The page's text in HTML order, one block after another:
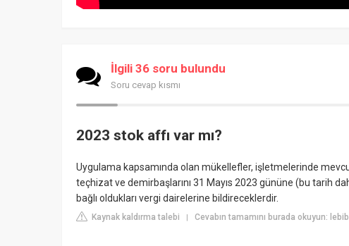
İlgili 36 soru bulundu
Soru cevap kısmı
2023 stok affı var mı?
Uygulama kapsamında olan mükellefler, işletmelerinde
teçhizat ve demirbaşlarını 31 Mayıs 2023 gününe (bu tarih
bağlı oldukları vergi dairelerine bildireceklerdir.
Kaynak kaldırma talebi | Cevabın tamamını burada okuyun: